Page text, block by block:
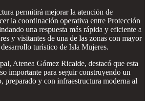
permitirá mejorar la atención de
la coordinación operativa entre Protección
una respuesta más rápida y eficiente a
y visitantes de una de las zonas con mayor
turístico de Isla Mujeres.
Atenea Gómez Ricalde, destacó que esta
importante para seguir construyendo un
preparado y con infraestructura moderna al